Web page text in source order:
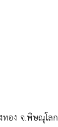
อง จ.พิษณุโลก